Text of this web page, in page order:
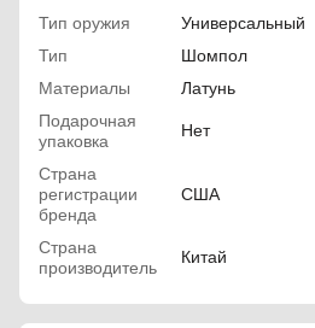
Тип оружия
Универсальный
Тип
Шомпол
Материалы
Латунь
Подарочная
упаковка
Нет
Страна
регистрации
бренда
США
Страна
производитель
Китай